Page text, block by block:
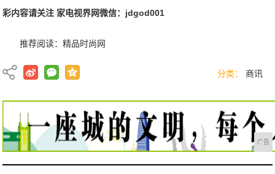
彩内容请关注 家电视界网微信：jdgod001
推荐阅读：精品时尚网
分类： 商讯
广告